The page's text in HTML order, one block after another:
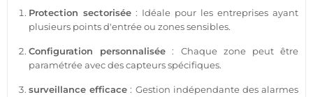
Protection sectorisée : Idéale pour les entreprises ayant
plusieurs points d'entrée ou zones sensibles.
Configuration personnalisée : Chaque zone peut être
paramétrée avec des capteurs spécifiques.
surveillance efficace : Gestion indépendante des alarmes